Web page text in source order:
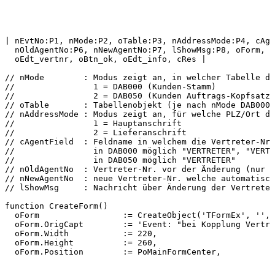
nEvtNo:P1, nMode:P2, oTable:P3, nAddressMode:P4,
nOldAgentNo:P6,
nNewAgentNo:P7, lShowMsg:P8, oForm,
oEdt_vertnr,
oBtn_ok, oEdt_info, cRes
//
nMode : Modus zeigt an, in welcher Tabelle
//
1 = DAB000
(Kunden-Stamm)
//
2 = DAB050 (Kunden Auftrags-Kopfsatz)
// oTable : Tabellenobjekt (je nach nMode DAB000
//
nAddressMode : Modus zeigt an, für welche PLZ/Ort
//
1 = Hauptanschrift
//
2 = Lieferanschrift
//
cAgentField : Feldname in welchem die Vertreter-Nr.
//
in DAB000 möglich "VERTRETER",
//
in DAB050 möglich
"VERTRETER"
//
nOldAgentNo : Vertreter-Nr. vor der Änderung (nur
//
nNewAgentNo : neue Vertreter-Nr. welche
automatisch
//
lShowMsg : Nachricht über Änderung der
function CreateForm()
oForm
:= CreateObject('TFormEx',
'',
oForm.OrigCapt
:= 'Event: "bei Kopplung
oForm.Width
:= 220,
oForm.Height
:= 260,
oForm.Position
:= PoMainFormCenter,